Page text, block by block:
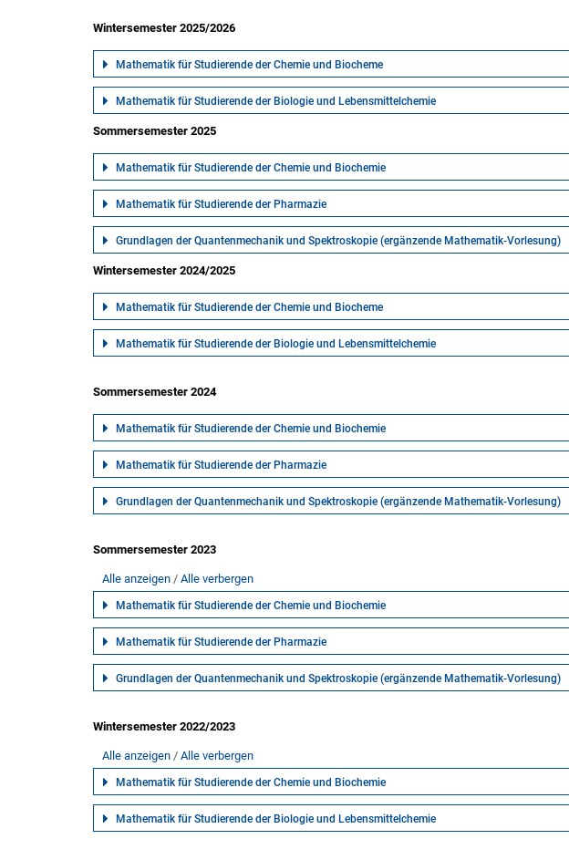
Wintersemester 2025/2026
Mathematik für Studierende der Chemie und Biocheme
Mathematik für Studierende der Biologie und Lebensmittelchemie
Sommersemester 2025
Mathematik für Studierende der Chemie und Biochemie
Mathematik für Studierende der Pharmazie
Grundlagen der Quantenmechanik und Spektroskopie (ergänzende Mathematik-Vorlesung)
Wintersemester 2024/2025
Mathematik für Studierende der Chemie und Biocheme
Mathematik für Studierende der Biologie und Lebensmittelchemie
Sommersemester 2024
Mathematik für Studierende der Chemie und Biochemie
Mathematik für Studierende der Pharmazie
Grundlagen der Quantenmechanik und Spektroskopie (ergänzende Mathematik-Vorlesung)
Sommersemester 2023
Alle anzeigen Alle verbergen
Mathematik für Studierende der Chemie und Biochemie
Mathematik für Studierende der Pharmazie
Grundlagen der Quantenmechanik und Spektroskopie (ergänzende Mathematik-Vorlesung)
Wintersemester 2022/2023
Alle anzeigen Alle verbergen
Mathematik für Studierende der Chemie und Biochemie
Mathematik für Studierende der Biologie und Lebensmittelchemie